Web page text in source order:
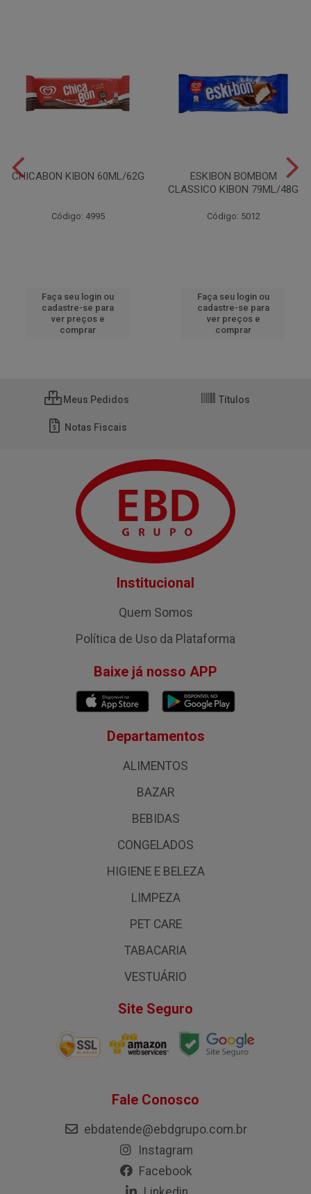
CHICABON KIBON 60ML/62G
Código: 4995
Faça seu login ou
cadastre-se para
ver preços e
comprar
ESKIBON BOMBOM
CLASSICO KIBON 79ML/48G
Código: 5012
Faça seu login ou
cadastre-se para
ver preços e
comprar
Meus Pedidos Títulos
Notas Fiscais
Institucional
Quem Somos
Política de Uso da Plataforma
Baixe já nosso APP
Departamentos
ALIMENTOS
BAZAR
BEBIDAS
CONGELADOS
HIGIENE E BELEZA
LIMPEZA
PET CARE
TABACARIA
VESTUÁRIO
Site Seguro
Fale Conosco
ebdatende@ebdgrupo.com.br
Instagram
Facebook